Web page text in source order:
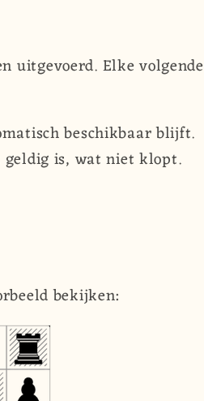
uitgevoerd. Elke volgende
beschikbaar blijft.
geldig is, wat niet klopt.
bekijken: